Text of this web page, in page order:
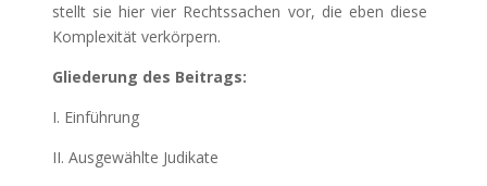
stellt sie hier vier Rechtssachen vor, die eben diese
Komplexität verkörpern.
Gliederung des Beitrags:
I. Einführung
II. Ausgewählte Judikate